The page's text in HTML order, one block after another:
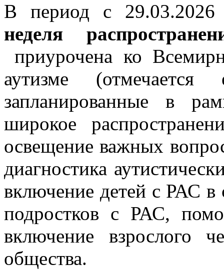
В период с 29.03.2026
неделя
приурочена ко
аутизме
запланированные в
широкое
освещение важных
диагностика
включение детей с РАС в
подростков с РАС,
включение взрослого
общества.